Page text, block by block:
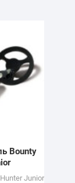
Bounty
Junior